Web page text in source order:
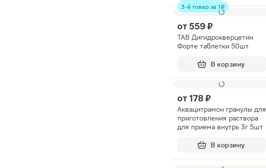
3-й товар за 1 ₽
от559 ₽
TAB Дигидрокверцетин
Форте таблетки 50шт
В корзину
от178 ₽
Аквацитрамон гранулы для
приготовления раствора
для приема внутрь 3г 5шт
В корзину